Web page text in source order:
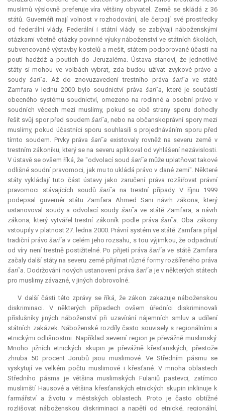
muslimů výslovně preferuje víra většiny obyvatel. Země se skládá z 36
států. Guvernéři mají volnost v rozhodování, ale čerpají své prostředky
od federální vlády. Federální i státní vlády se zabývají náboženskými
otázkami včetně otázky povinné výuky náboženství ve státních školách,
subvencované výstavby kostelů a mešit, státem podporované účasti na
pouti hadždž a poutích do Jeruzaléma. Ústava stanoví, že jednotlivé
státy si mohou ve volbách vybrat, zda budou užívat zvykové právo a
soudy šarí´a. Až do znovuzavedení trestního práva šarí´a ve státě
Zamfara v lednu 2000 bylo soudnictví právašarí´a, které je součástí
obecného systému soudnictví, omezeno na rodinné a osobní právo v
soudních věcech mezi muslimy, pokud se obě strany sporu dohodly
řešit svůj spor před soudem šarí´a, nebo na občanskoprávní spory mezi
muslimy, pokud účastníci sporu souhlasili s projednáváním sporu před
tímto soudem. Prvky právašarí´a existovaly rovněž na severu země v
trestním zákoníku, který se na severu aplikoval od vyhlášení nezávislosti.
V ústavě se ovšem říká, že "odvolací soud šarí´a může uplatňovat takové
odlišné soudní pravomoci, jak mu to ukládá právo v dané zemi". Některé
státy vykládají tuto část ústavy jako zaručení práva rozšiřovat právní
pravomoci stávajících soudůšarí´a na trestní případy. V říjnu 1999
podepsal guvernér státu Zamfara Ahmed Sani návrh zákona, který
ustanovoval soudy a odvolací soudy šarí´a ve státě Zamfara, a návrh
zákona, který vytvářel trestní zákoník podle právašarí´a. Oba zákony
vstoupily v platnost 27. ledna 2000. Právní systém ve státě Zamfara přijal
tradiční právošarí´a v celém jeho rozsahu, s tou výjimkou, že odpadnutí
od víry není trestně postižitelné. Po přijetí právašarí´a ve státě Zamfara
začaly další státy na severu země přijímat různé formy rozšířeného práva
šarí´a. Dodržování nových ustanovení práva šarí´a je v některých státech
pro muslimy závazné, v jiných dobrovolné.
V další části této zprávy se říká, že zákon zakazuje náboženskou
diskriminaci. V některých případech ovšem úředníci diskriminovali
příslušníky jiných náboženství při uzavírání nájemních smluv a udílení
státních zakázek. Náboženské rozdíly často souvisely s regionálními a
etnickými odlišnostmi. Například severní region je převážně muslimský.
Mnoho jižních etnických skupin je převážně křesťanských, přestože
zhruba 50 procent Jorubů jsou muslimové. Ve Středním pásmu se
vyskytují ve velkém počtu muslimové i křesťané. V mnoha oblastech
Středního pásma je většina muslimských Fulaniů pastevci, zatímco
muslimští Hausové a většina křesťanských etnických skupin inklinuje k
farmářství a životu v městských oblastech. Proto je často obtížné
rozlišovat náboženskou diskriminaci a napětí od etnické, regionální,